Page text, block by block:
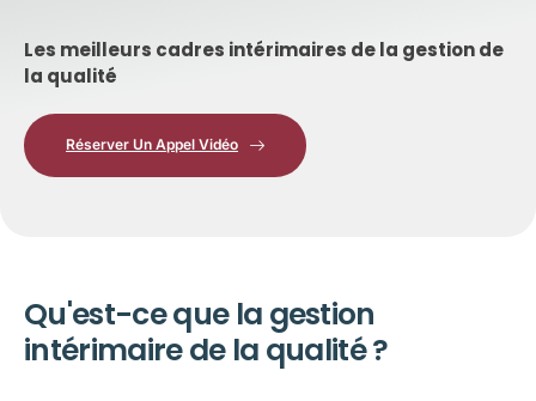
Les meilleurs cadres intérimaires de la gestion de
la qualité
Réserver Un Appel Vidéo
Qu'est-ce que la gestion
intérimaire de la qualité ?